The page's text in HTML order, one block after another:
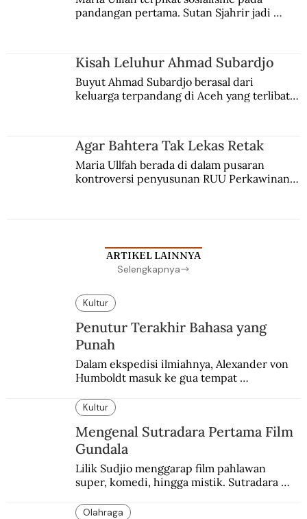
pandangan pertama. Sutan Sjahrir jadi
Kisah Leluhur Ahmad Subardjo
Buyut Ahmad Subardjo berasal dari
keluarga terpandang di Aceh yang terlibat
Agar Bahtera Tak Lekas Retak
Maria Ullfah berada di dalam pusaran
kontroversi penyusunan RUU Perkawinan.
ARTIKEL LAINNYA
Selengkapnya
Kultur
Penutur Terakhir Bahasa yang
Punah
Dalam ekspedisi ilmiahnya, Alexander von
Humboldt masuk ke gua tempat
burung nuri diyakini sebagai penutur
terakhir bahasa suku itu.
Kultur
Mengenal Sutradara Pertama Film
Gundala
Lilik Sudjio menggarap film pahlawan
super, komedi, hingga mistik. Sutradara
Olahraga